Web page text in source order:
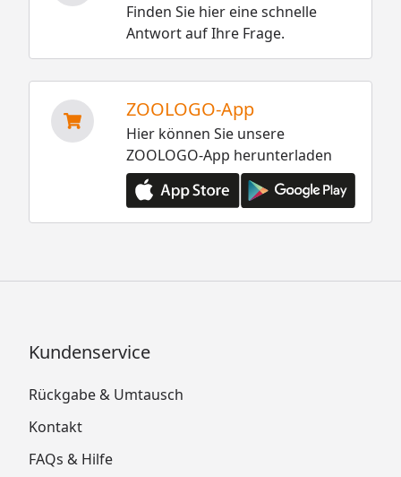
Finden Sie hier eine schnelle
Antwort auf Ihre Frage.
ZOOLOGO-App
Hier können Sie unsere
ZOOLOGO-App herunterladen
Kundenservice
Rückgabe & Umtausch
Kontakt
FAQs & Hilfe